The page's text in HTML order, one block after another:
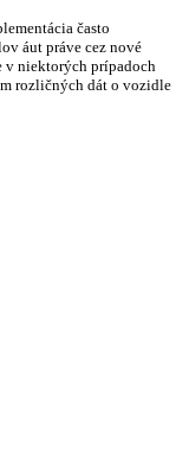
často
áut práve cez nové
v niektorých prípadoch
rozličných dát o vozidle